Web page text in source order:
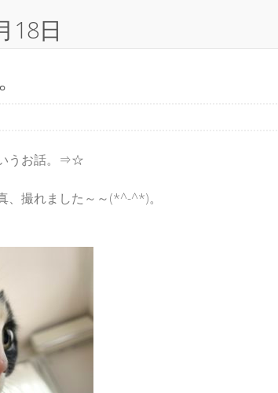
18日
うお話。⇒☆
、撮れました～～(*^-^*)。